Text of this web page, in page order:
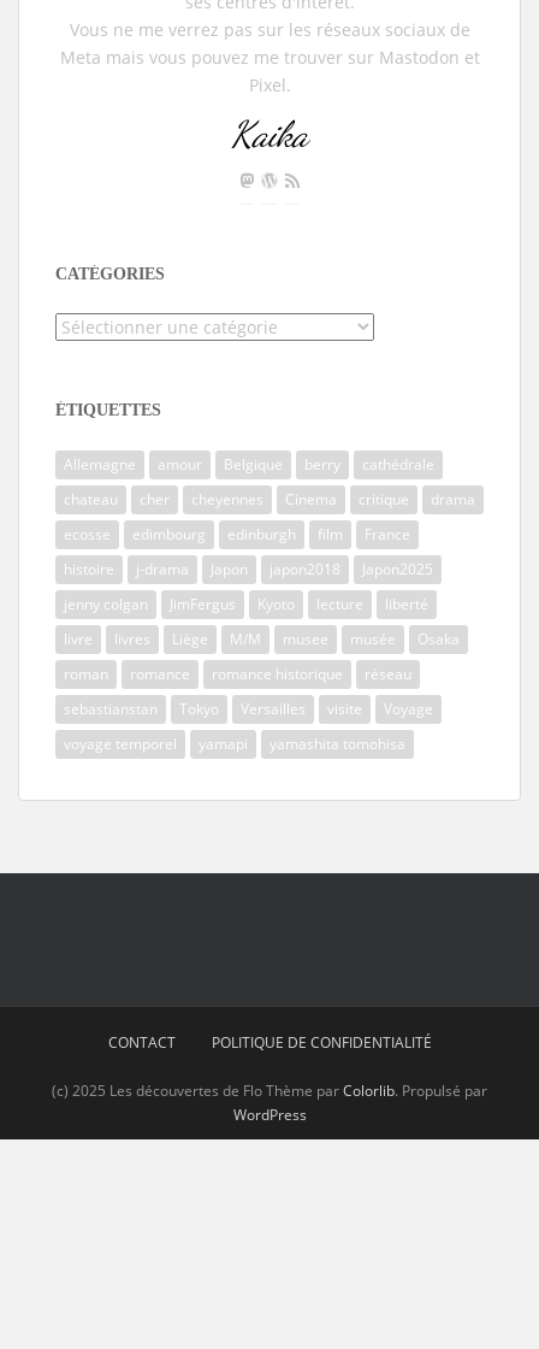
Vous ne me verrez pas sur les réseaux sociaux de
Meta mais vous pouvez me trouver sur Mastodon et
Pixel.
Kaika
CATÉGORIES
Catégories
ÉTIQUETTES
Allemagne amour Belgique berry
cathédrale
chateau
cher cheyennes Cinema critique
drama
ecosse
edimbourg edinburgh film
France
histoire
j-drama Japon japon2018
Japon2025
jenny colgan
JimFergus Kyoto lecture
liberté
livre
livres Liège M/M musee musée
Osaka
roman
romance romance historique
réseau
sebastianstan
Tokyo Versailles visite
Voyage
voyage temporel
yamapi yamashita tomohisa
CONTACT POLITIQUE DE CONFIDENTIALITÉ
(c) 2025 Les découvertes de Flo Thème parColorlib. Propulsé par
WordPress